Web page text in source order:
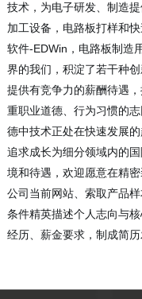
技术，为电子研发、制造
加工设备，电路板打样和
软件-EDWin，电路板制造
界的我们，积淀了若干种
提供有竞争力的薪酬待遇
重职业道德、行为习惯的
德中技术正处在快速发展
追求成长为细分领域内的
境和待遇，欢迎愿意在精
公司当前网站、索取产品
条件精英描述个人志向与
经历、薪金要求，制成简